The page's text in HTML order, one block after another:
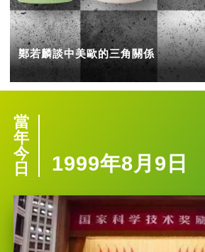
鄭若麟談中美歐的三角關係
當
年
今
日
1999年8月9日